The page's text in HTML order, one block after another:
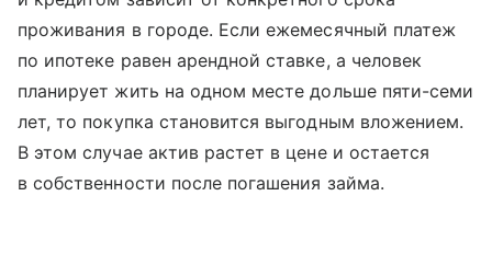
проживания в городе. Если ежемесячный платеж
по ипотеке равен арендной ставке, а человек
планирует жить на одном месте дольше пяти-семи
лет, то покупка становится выгодным вложением.
В этом случае актив растет в цене и остается
в собственности после погашения займа.